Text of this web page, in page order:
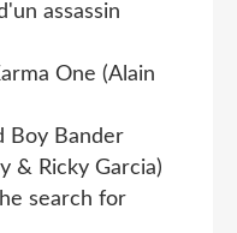
assassin
One (Alain
Boy Bander
& Ricky Garcia)
search for